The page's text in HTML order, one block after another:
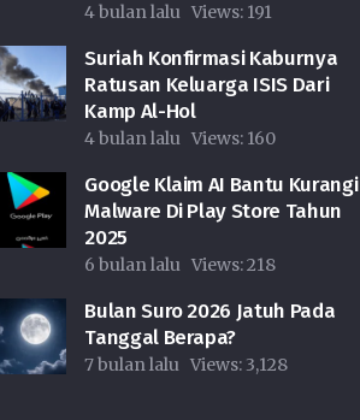
4 bulan lalu Views: 191
Suriah Konfirmasi Kaburnya
Ratusan Keluarga ISIS Dari
Kamp Al-Hol
4 bulan lalu Views: 160
Google Klaim AI Bantu Kurangi
Malware Di Play Store Tahun
2025
6 bulan lalu Views:218
Bulan Suro 2026 Jatuh Pada
Tanggal Berapa?
7 bulan lalu Views: 3,128